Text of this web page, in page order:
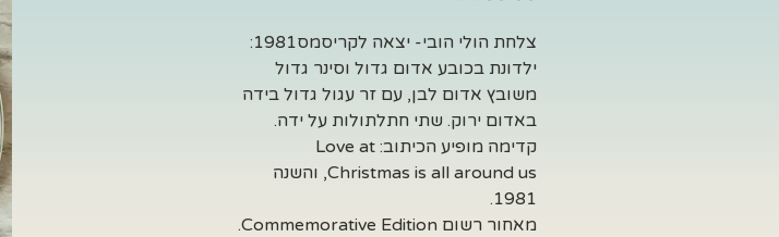
צלחת הולי הובי- יצאה לקריסמס1981:
ילדונת בכובע אדום גדול וסינר גדול
משובץ אדום לבן, עם זר עגול גדול בידה
באדום ירוק. שתי חתלתולות על ידה.
קדימה מופיע הכיתוב: Love at
Christmas is all around us, והשנה
1981.
מאחור רשום Commemorative Edition.